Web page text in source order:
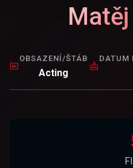
OBSAZENÍ/ŠTÁB
Acting
DATUM